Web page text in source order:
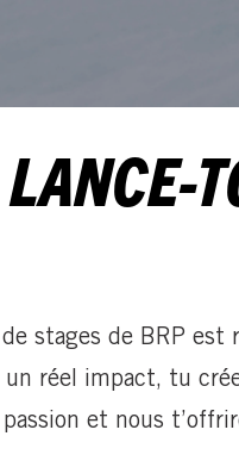
LANCE-
stages de BRP
réel impact, tu
et nous